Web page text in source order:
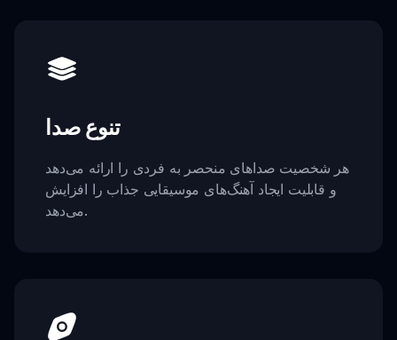
تنوع صدا
هر شخصیت صداهای منحصر به فردی را ارائه می‌دهد
و قابلیت ایجاد آهنگ‌های موسیقایی جذاب را افزایش
می‌دهد.